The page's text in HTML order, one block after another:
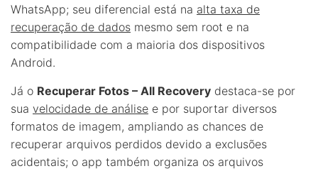
WhatsApp; seu diferencial está na alta taxa de
recuperação de dados mesmo sem root e na
compatibilidade com a maioria dos dispositivos
Android.
Já o Recuperar Fotos – All Recovery destaca-se por
sua velocidade de análise e por suportar diversos
formatos de imagem, ampliando as chances de
recuperar arquivos perdidos devido a exclusões
acidentais; o app também organiza os arquivos